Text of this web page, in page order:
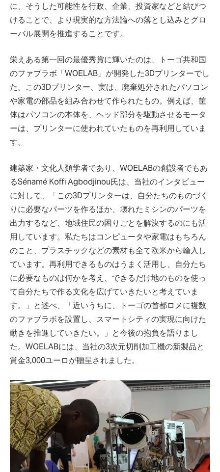
に、そうした可能性を行政、企業、投資家などと結びつ
けることで、より現実的な方法論への落とし込みとグロ
ーバル展開を推進することです。
栄えある第一回の最優秀賞に輝いたのは、トーゴ共和国
のファブラボ「WOELAB」が開発した3Dプリンターでし
た。この3Dプリンター、実は、廃棄処分されたパソコン
や家電の部品を組み合わせて作られたもの。例えば、筐
体はパソコンの本体を、ヘッド部分を駆動させるモータ
ーは、プリンターに使われていたものを再利用していま
す。
建築家・文化人類学者であり、WOELABの創設者でもあ
るSénamé Koffi Agbodjinou氏は、当社のインタビュー
に対して、「この3Dプリンターは、自分たちのものづく
りに必要なパーツを作るほか、壊れたミシンのパーツを
出力するなど、地域住民の困りごとを解決するのにも活
用しています。私たちはコンピュータや家電はもちろん
のこと、プラスチックなどの素材も全て欧米から輸入し
ています。再利用できるものはうまく活用し、自分たち
に必要なものは何かを考え、できるだけ地のものを使っ
て自分たちで作る文化を広げていきたいと考えていま
す。」と述べ、「近いうちに、トーゴの首都ロメに複数
のファブラボを設置し、スマートシティの実現に向けた
動きを推進していきたい。」と今後の抱負を語りまし
た。WOELABには、当社の3次元切削加工機の新製品と
賞金3,000ユーロが贈呈されました。